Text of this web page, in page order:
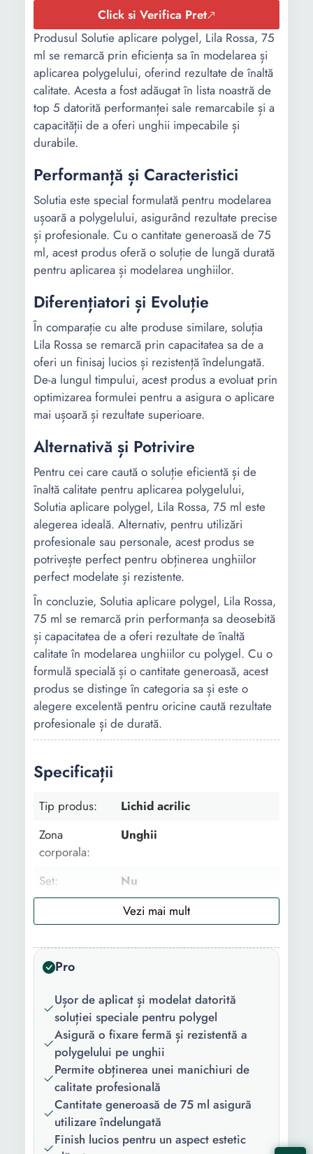
Click si Verifica Pret
Produsul Solutie aplicare polygel, Lila Rossa, 75
ml se remarcă prin eficiența sa în modelarea și
aplicarea polygelului, oferind rezultate de înaltă
calitate. Acesta a fost adăugat în lista noastră de
top 5 datorită performanței sale remarcabile și a
capacității de a oferi unghii impecabile și
durabile.
Performanță și Caracteristici
Solutia este special formulată pentru modelarea
ușoară a polygelului, asigurând rezultate precise
și profesionale. Cu o cantitate generoasă de 75
ml, acest produs oferă o soluție de lungă durată
pentru aplicarea și modelarea unghiilor.
Diferențiatori și Evoluție
În comparație cu alte produse similare, soluția
Lila Rossa se remarcă prin capacitatea sa de a
oferi un finisaj lucios și rezistență îndelungată.
De-a lungul timpului, acest produs a evoluat prin
optimizarea formulei pentru a asigura o aplicare
mai ușoară și rezultate superioare.
Alternativă și Potrivire
Pentru cei care caută o soluție eficientă și de
înaltă calitate pentru aplicarea polygelului,
Solutia aplicare polygel, Lila Rossa, 75 ml este
alegerea ideală. Alternativ, pentru utilizări
profesionale sau personale, acest produs se
potrivește perfect pentru obținerea unghiilor
perfect modelate și rezistente.
În concluzie, Solutia aplicare polygel, Lila Rossa,
75 ml se remarcă prin performanța sa deosebită
și capacitatea de a oferi rezultate de înaltă
calitate în modelarea unghiilor cu polygel. Cu o
formulă specială și o cantitate generoasă, acest
produs se distinge în categoria sa și este o
alegere excelentă pentru oricine caută rezultate
profesionale și de durată.
Specificații
Tip produs:
Lichid acrilic
Zona
corporala:
Unghii
Set:
Nu
decoratiune:
Mix
Aspect:
Lucios
Numar
bucati/set:
1
Greutate:
75 g
Cantitate:
75 ml
Pro
Ușor de aplicat și modelat datorită
soluției speciale pentru polygel
Asigură o fixare fermă și rezistentă a
polygelului pe unghii
Permite obținerea unei manichiuri de
calitate profesională
Cantitate generoasă de 75 ml asigură
utilizare îndelungată
Finish lucios pentru un aspect estetic